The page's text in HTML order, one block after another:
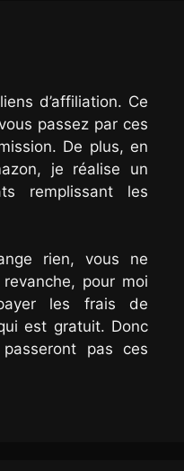
d’affiliation. Ce
passez par ces
De plus, en
je réalise un
remplissant les
rien, vous ne
pour moi
les frais de
est gratuit. Donc
pas ces